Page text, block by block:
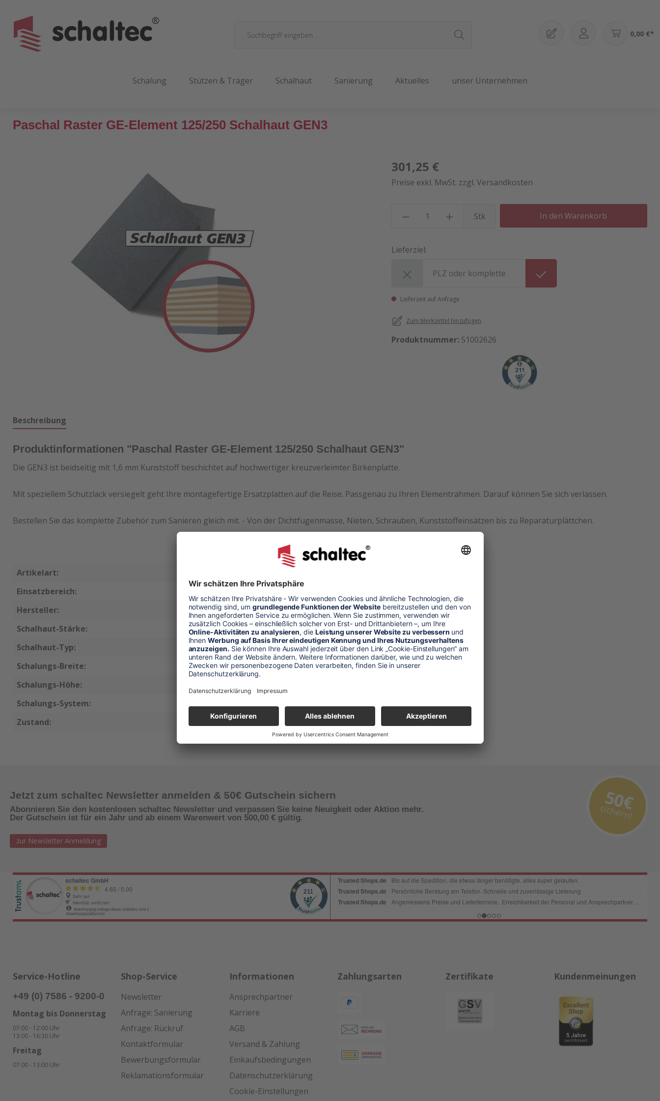
0,00 €*
Schalung Stützen & Träger Schalhaut Sanierung Aktuelles unser Unternehmen
Paschal Raster GE-Element 125/250 Schalhaut GEN3
301,25 €
Preise exkl. MwSt. zzgl. Versandkosten
Produkt Anzahl: Gib den
Stk In den Warenkorb
Lieferziel:
Lieferzeit auf Anfrage
Zum Merkzettel hinzufügen
Produktnummer: 51002626
Beschreibung
Produktinformationen "Paschal Raster GE-Element 125/250 Schalhaut GEN3"
Die GEN3 ist beidseitig mit 1,6 mm Kunststoff beschichtet auf hochwertiger kreuzverleimter Birkenplatte.
Mit speziellem Schutzlack versiegelt geht Ihre montagefertige Ersatzplatten auf die Reise. Passgenau zu Ihren Elementrahmen. Darauf können Sie sich verlassen.
Bestellen Sie das komplette Zubehör zum Sanieren gleich mit. - Von der Dichtfugenmasse, Nieten, Schrauben, Kunststoffeinsätzen bis zu Reparaturplättchen.
Artikelart:
Einsatzbereich:
Hersteller:
Paschal
Schalhaut-Stärke:
15 mm
Schalhaut-Typ:
GEN3
Schalungs-Breite:
125 cm
Schalungs-Höhe:
Schalungs-System:
Zustand:
neu
Jetzt zum schaltec Newsletter anmelden & 50€ Gutschein sichern
Abonnieren Sie den kostenlosen schaltec Newsletter und verpassen Sie keine Neuigkeit oder Aktion mehr.
Der Gutschein ist für ein Jahr und ab einem Warenwert von 500,00 € gültig.
zur Newsletter Anmeldung
50€
sichern!
Service-Hotline
+49 (0) 7586 - 9200-0
Montag bis Donnerstag
07:00 - 12:00 Uhr
13:00 - 16:30 Uhr
Freitag
07:00 - 13:00 Uhr
Shop-Service
Newsletter
Anfrage: Sanierung
Anfrage: Rückruf
Kontaktformular
Bewerbungsformular
Reklamationsformular
Informationen
Ansprechpartner
Karriere
AGB
Versand & Zahlung
Einkaufsbedingungen
Datenschutzerklärung
Cookie-Einstellungen
Zahlungsarten Zertifikate Kundenmeinungen